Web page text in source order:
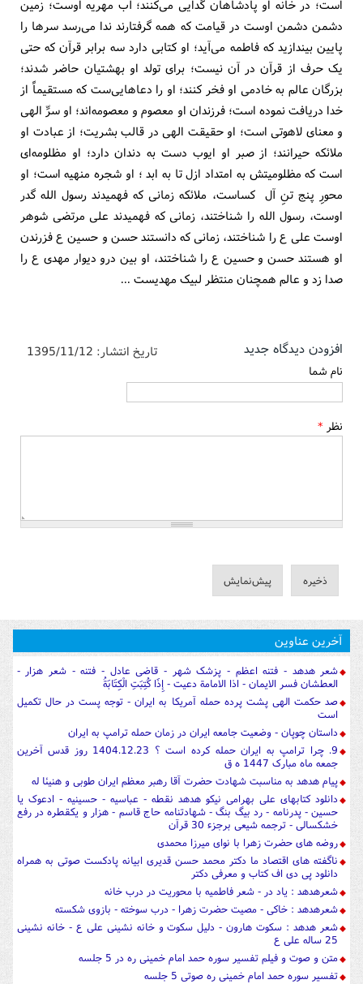
است؛ در خانه او پادشاهان گدایی می‌کنند؛ آب مهریه اوست؛ زمین
دشمن دشمن اوست در قیامت که همه گرفتارند ندا می‌رسد سرها را
پایین بیندازید که فاطمه می‌آید؛ او کتابی دارد سه برابر قرآن که حتی
یک حرف از قرآن در آن نیست؛ برای تولد او بهشتیان حاضر شدند؛
بزرگان عالم به خادمی او فخر کنند؛ او را دعاهایی‌ست که مستقیماً از
خدا دریافت نموده است؛ فرزندان او معصوم و معصومه‌اند؛ او سرِّ الهی
و معنای لاهوتی است؛ او حقیقت الهی در قالب بشریت؛ از عبادت او
ملائکه حیرانند؛ از صبر او ایوب دست به دندان دارد؛ او مظلومه‌ای
است که مظلومیتش به امتداد ازل تا به ابد ؛ او شجره منهیه است؛ او
محورِ پنج تنِ آل کساست، ملائکه زمانی که فهمیدند رسول الله گدر
اوست، رسول الله را شناختند، زمانی که فهمیدند علی مرتضی شوهر
اوست علی ع را شناختند، زمانی که دانستند حسن و حسین ع فزرندن
او هستند حسن و حسین ع را شناختند، او بین درو دیوار مهدی ع را
صدا زد و عالم همچنان منتظر لبیک مهدیست ...
تاریخ انتشار: 1395/11/12 افزودن دیدگاه جدید
نام شما
نظر *
آخرین عناوین
شعر هدهد - فتنه اعظم - پزشک شهر - قاضی عادل - فتنه - شعر هزار -
العطشان فسر الایمان - اذا الامامة دعیت - إِذَا كُتِبَتِ الْكِتَابَةُ
صد حکمت الهی پشت پرده حمله آمریکا به ایران - توجه پست در حال تکمیل
است
داستان چوپان - وضعیت جامعه ایران در زمان حمله ترامپ به ایران
9. چرا ترامپ به ایران حمله کرده است ؟ 1404.12.23 روز قدس آخرین
جمعه ماه مبارک 1447 ه ق
پیام هدهد به مناسبت شهادت حضرت آقا رهبر معظم ایران طوبی و هنیئا له
دانلود کتابهای علی بهرامی نیکو هدهد نقطه - عباسیه - حسینیه - ادعوک یا
حسین - پدرنامه - رد بیگ بنگ - شهادتنامه حاج قاسم - هزار و یکقطره در رفع
خشکسالی - ترجمه شیعی برجزء 30 قرآن
روضه های حضرت زهرا با نوای میرزا محمدی
ناگفته های اقتصاد ما دکتر محمد حسن قدیری ابیانه پادکست صوتی به همراه
دانلود پی دی اف کتاب و معرفی دکتر
شعرهدهد : یاد در - شعر فاطمیه با محوریت در درب خانه
شعرهدهد : خاکی - مصیت حضرت زهرا - درب سوخته - بازوی شکسته
شعر هدهد : سکوت هارون - دلیل سکوت و خانه نشینی علی ع - خانه نشینی
25 ساله علی ع
متن و صوت و فیلم تفسیر سوره حمد امام خمینی ره در 5 جلسه
تفسیر سوره حمد امام خمینی ره صوتی 5 جلسه